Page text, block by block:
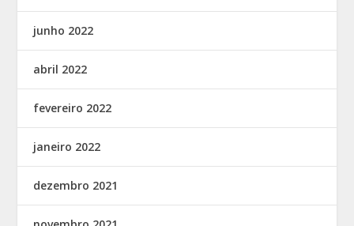
junho 2022
abril 2022
fevereiro 2022
janeiro 2022
dezembro 2021